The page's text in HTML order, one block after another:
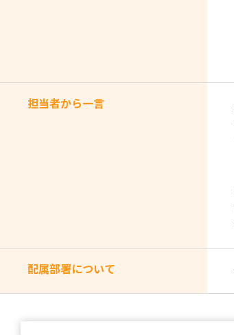
担当者から一言
配属部署について